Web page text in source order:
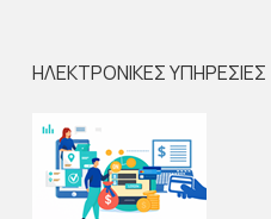
ΗΛΕΚΤΡΟΝΙΚΕΣ ΥΠΗΡΕΣΙΕΣ